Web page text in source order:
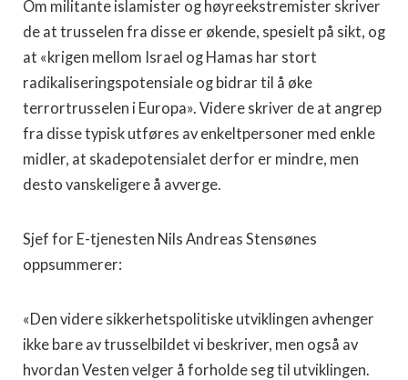
Om militante islamister og høyreekstremister skriver
de at trusselen fra disse er økende, spesielt på sikt, og
at «krigen mellom Israel og Hamas har stort
radikaliseringspotensiale og bidrar til å øke
terrortrusselen i Europa». Videre skriver de at angrep
fra disse typisk utføres av enkeltpersoner med enkle
midler, at skadepotensialet derfor er mindre, men
desto vanskeligere å avverge.
Sjef for E-tjenesten Nils Andreas Stensønes
oppsummerer:
«Den videre sikkerhetspolitiske utviklingen avhenger
ikke bare av trusselbildet vi beskriver, men også av
hvordan Vesten velger å forholde seg til utviklingen.